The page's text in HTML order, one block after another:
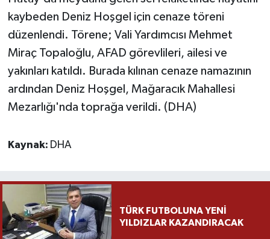
kaybeden Deniz Hoşgel için cenaze töreni
düzenlendi. Törene; Vali Yardımcısı Mehmet
Miraç Topaloğlu, AFAD görevlileri, ailesi ve
yakınları katıldı. Burada kılınan cenaze namazının
ardından Deniz Hoşgel, Mağaracık Mahallesi
Mezarlığı'nda toprağa verildi. (DHA)
Kaynak: DHA
TÜRK FUTBOLUNA YENİ
YILDIZLAR KAZANDIRACAK
Yaşam
Yerel
AboneHaber Özel